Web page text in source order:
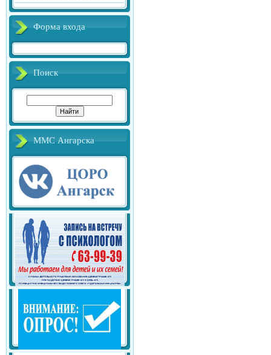
Форма входа
Поиск
ММС Ангарска